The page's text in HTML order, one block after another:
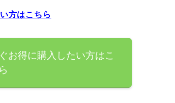
方はこちら
お得に購入したい方はこ